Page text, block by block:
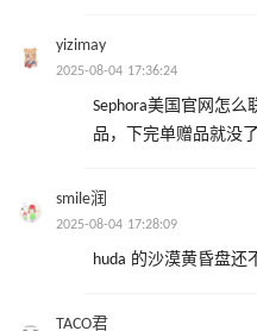
yizimay
2025-08-04 17:36:24
Sephora美国官网怎
品，下完单赠品就没
smile润
2025-08-04 17:28:09
huda 的沙漠黄昏盘还
TACO君